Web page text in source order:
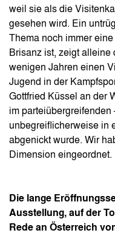
weil sie als die
gesehen wird. Ein
Thema noch immer
Brisanz ist, zeigt alleine
wenigen Jahren einen
Jugend in der
Gottfried Küssel an der
im parteiübergreifenden
unbegreiflicherweise in
abgenickt wurde. Wir
Dimension eingeordnet.
Die lange
Ausstellung, auf der
Rede an Österreich